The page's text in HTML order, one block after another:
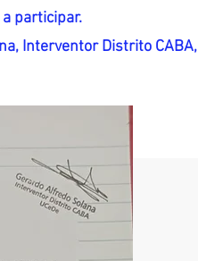
participar.
Interventor Distrito CABA,